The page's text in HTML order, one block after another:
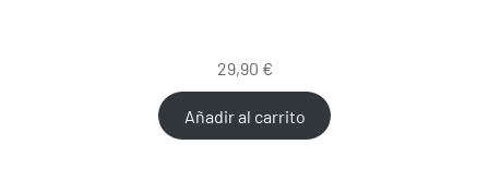
29,90 €
Añadir al carrito